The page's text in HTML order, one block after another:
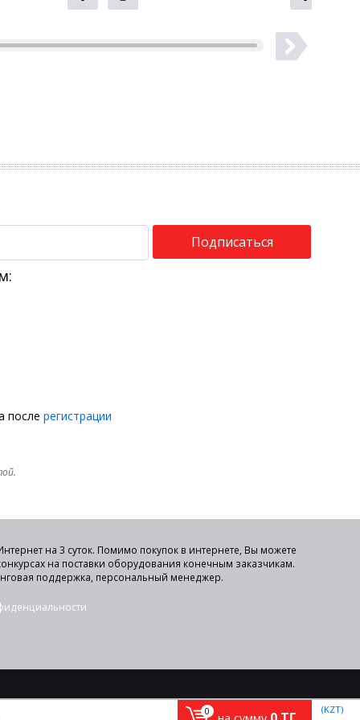
0 (KZT)
Подписаться
после регистрации
на 3 суток. Помимо покупок в интернете, Вы можете
на поставки оборудования конечным заказчикам.
поддержка, персональный менеджер.